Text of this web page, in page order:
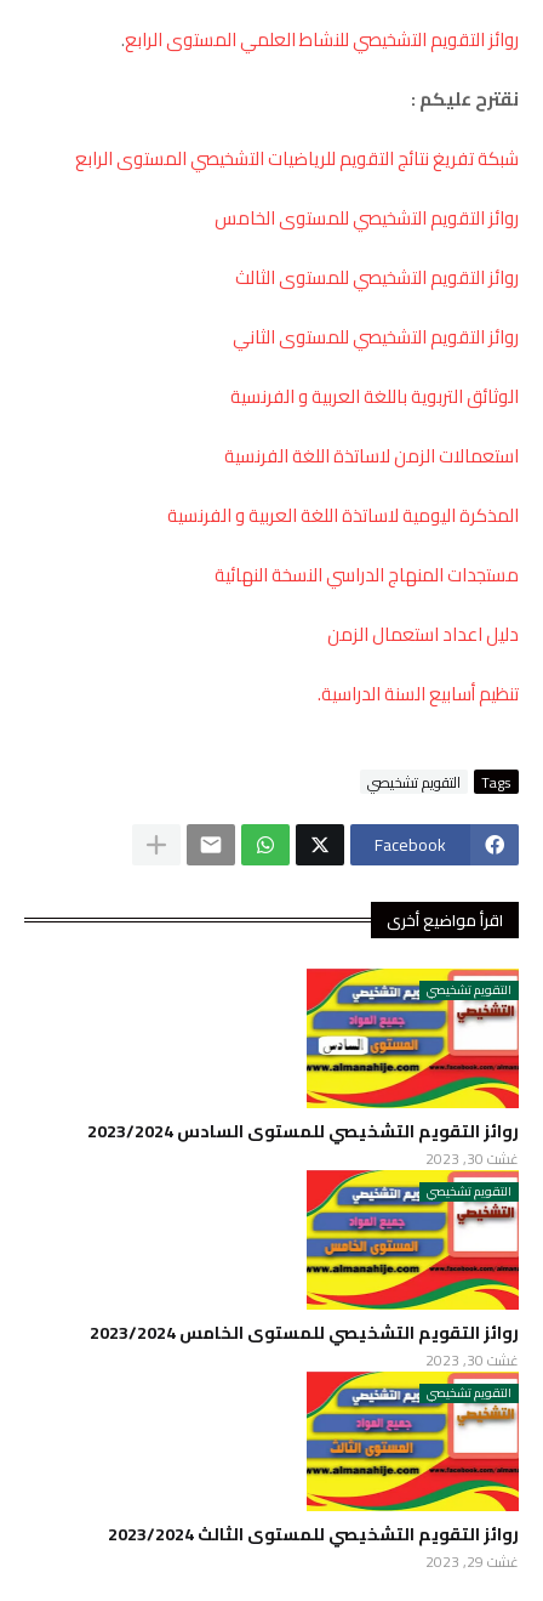
روائز التقويم التشخيصي للنشاط العلمي المستوى الرابع.
نقترح عليكم :
شبكة تفريغ نتائج التقويم للرياضيات التشخيصي المستوى الرابع
روائز التقويم التشخيصي للمستوى الخامس
روائز التقويم التشخيصي للمستوى الثالث
روائز التقويم التشخيصي للمستوى الثاني
الوثائق التربوية باللغة العربية و الفرنسية
استعمالات الزمن لاساتذة اللغة الفرنسية
المذكرة اليومية لاساتذة اللغة العربية و الفرنسية
مستجدات المنهاج الدراسي النسخة النهائية
دليل اعداد استعمال الزمن
تنظيم أسابيع السنة الدراسية.
Tags التقويم تشخيصي
Facebook
اقرأ مواضيع أخرى
التقويم تشخيصي
روائز التقويم التشخيصي للمستوى السادس 2023/2024
غشت 30, 2023
التقويم تشخيصي
روائز التقويم التشخيصي للمستوى الخامس 2023/2024
غشت 30, 2023
التقويم تشخيصي
روائز التقويم التشخيصي للمستوى الثالث 2023/2024
غشت 29, 2023